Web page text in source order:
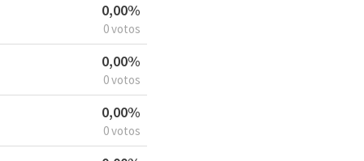
0,00%
0 votos
0,00%
0 votos
0,00%
0 votos